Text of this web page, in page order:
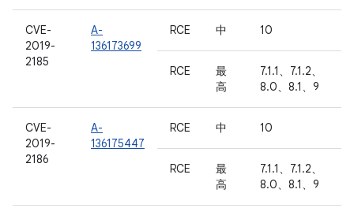
CVE-
2019-
2185
A-
136173699
RCE 中 10
RCE
最
高
7.1.1、7.1.2、
8.0、8.1、9
CVE-
2019-
2186
A-
136175447
RCE 中 10
RCE
最
高
7.1.1、7.1.2、
8.0、8.1、9